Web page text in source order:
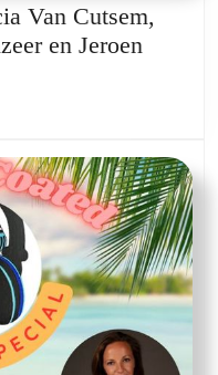
Van Cutsem,
en Jeroen